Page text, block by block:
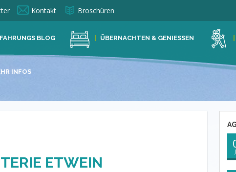
Kontakt Broschüren
BLOG ÜBERNACHTEN & GENIESSEN
INFOS
ETWEIN